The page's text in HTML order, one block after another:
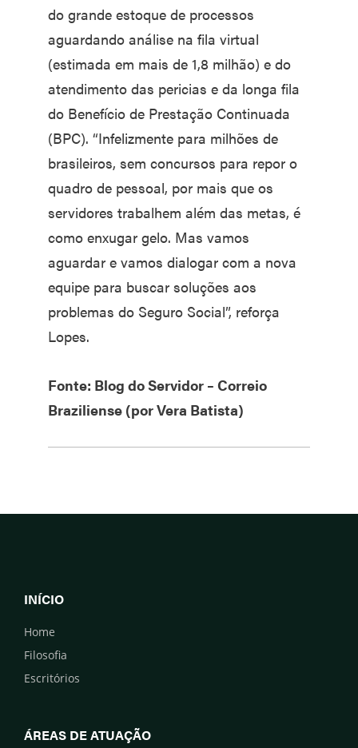
do grande estoque de processos
aguardando análise na fila virtual
(estimada em mais de 1,8 milhão) e do
atendimento das pericias e da longa fila
do Benefício de Prestação Continuada
(BPC). “Infelizmente para milhões de
brasileiros, sem concursos para repor o
quadro de pessoal, por mais que os
servidores trabalhem além das metas, é
como enxugar gelo. Mas vamos
aguardar e vamos dialogar com a nova
equipe para buscar soluções aos
problemas do Seguro Social”, reforça
Lopes.
Fonte: Blog do Servidor – Correio
Braziliense (por Vera Batista)
INÍCIO
Home
Filosofia
Escritórios
ÁREAS DE ATUAÇÃO